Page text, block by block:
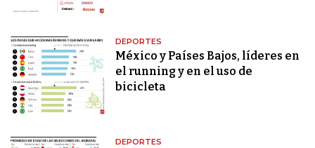
DEPORTES
México y Países Bajos, líderes en
el running y en el uso de
bicicleta
DEPORTES